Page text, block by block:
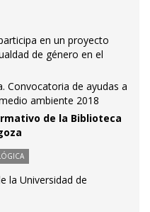
en un proyecto
de género en el
Convocatoria de ayudas a
ambiente 2018
de la Biblioteca
la Universidad de